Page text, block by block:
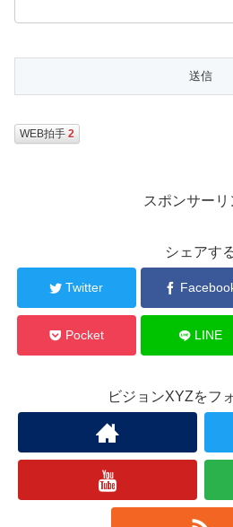
WEB拍手 2
スポンサーリ
シェアす
Twitter
Pocket LINE
ビジョンXYZをフ